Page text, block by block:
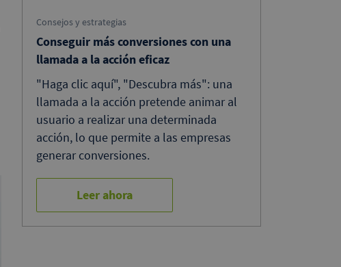
Consejos y estrategias
Conseguir más conversiones con una
llamada a la acción eficaz
"Haga clic aquí", "Descubra más": una
llamada a la acción pretende animar al
usuario a realizar una determinada
acción, lo que permite a las empresas
generar conversiones.
Leer ahora